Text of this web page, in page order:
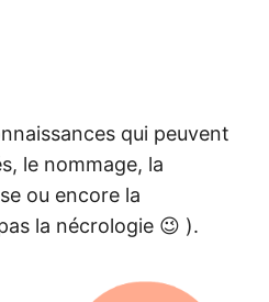
qui peuvent
le nommage, la
ou encore la
la nécrologie 😉 ).